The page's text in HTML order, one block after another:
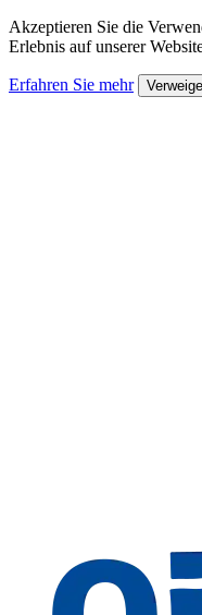
Akzeptieren Sie die
Erlebnis auf unserer
Erfahren Sie mehr